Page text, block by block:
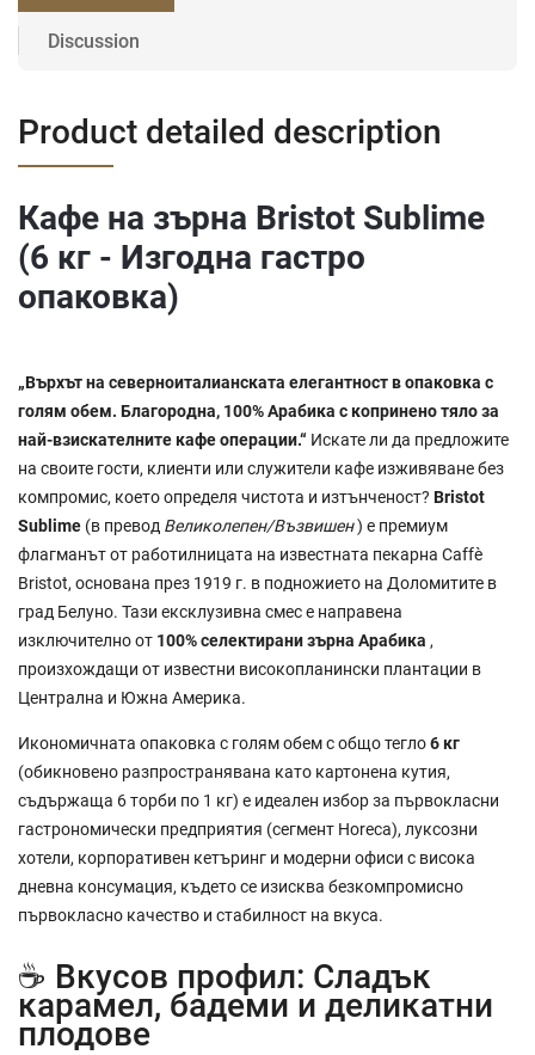
Discussion
Product detailed description
Кафе на зърна Bristot Sublime
(6 кг - Изгодна гастро
опаковка)
„Върхът на северноиталианската елегантност в опаковка с
голям обем. Благородна, 100% Арабика с копринено тяло за
най-взискателните кафе операции.“ Искате ли да предложите
на своите гости, клиенти или служители кафе изживяване без
компромис, което определя чистота и изтънченост? Bristot
Sublime (в превод Великолепен/Възвишен) е премиум
флагманът от работилницата на известната пекарна Caffè
Bristot, основана през 1919 г. в подножието на Доломитите в
град Белуно. Тази ексклузивна смес е направена
изключително от 100% селектирани зърна Арабика ,
произхождащи от известни високопланински плантации в
Централна и Южна Америка.
Икономичната опаковка с голям обем с общо тегло6 кг
(обикновено разпространявана като картонена кутия,
съдържаща 6 торби по 1 кг) е идеален избор за първокласни
гастрономически предприятия (сегмент Horeca), луксозни
хотели, корпоративен кетъринг и модерни офиси с висока
дневна консумация, където се изисква безкомпромисно
първокласно качество и стабилност на вкуса.
☕ Вкусов профил: Сладък
карамел, бадеми и деликатни
плодове